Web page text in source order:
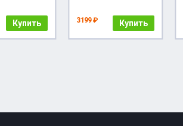
Купить 3199 ₽ Купить